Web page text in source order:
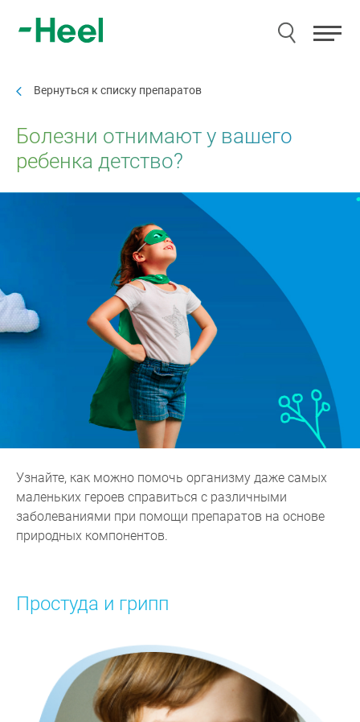
Вернуться к списку препаратов
Болезни отнимают у вашего
ребенка детство?
Узнайте, как можно помочь организму даже самых
маленьких героев справиться с различными
заболеваниями при помощи препаратов на основе
природных компонентов.
Простуда и грипп